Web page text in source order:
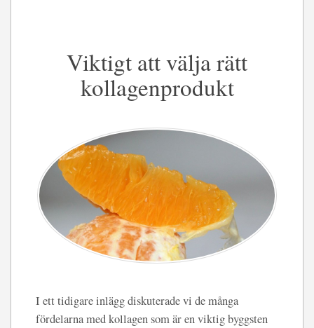
Viktigt att välja rätt
kollagenprodukt
I ett tidigare inlägg diskuterade vi de många
fördelarna med kollagen som är en viktig byggsten